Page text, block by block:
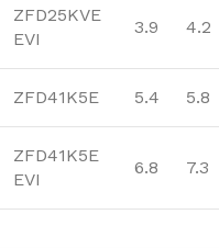
ZFD25KVE
EVI
3.9 4.2
ZFD41K5E 5.4 5.8
ZFD41K5E
EVI
6.8 7.3